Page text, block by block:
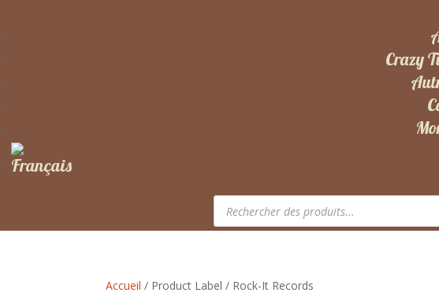
Crazy
Recherche
produits
Accueil / Product Label / Rock-It Records